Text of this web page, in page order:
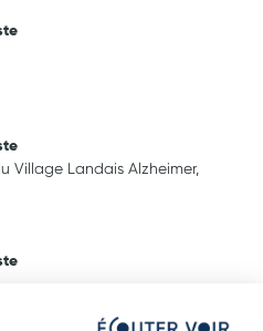
Village Landais Alzheimer,